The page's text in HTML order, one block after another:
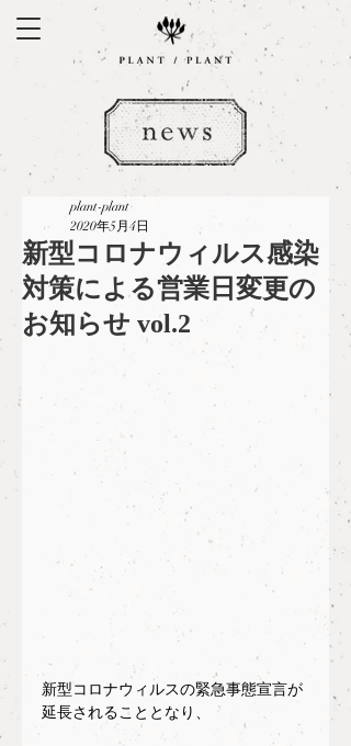
新型コロナウィルス感染
対策による営業日変更の
お知らせ vol.2
plant-plant
2020年5月4日
新型コロナウィルスの緊急事態宣言が
延長されることとなり、